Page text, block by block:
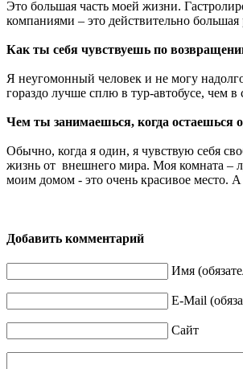
Это большая часть моей жизни.
компаниями – это действительно большая
Как ты себя чувствуешь по
Я неугомонный человек и не могу
гораздо лучше сплю в тур-автобусе, чем в
Чем ты занимаешься, когда остаешься
Обычно, когда я один, я чувствую себя
жизнь от внешнего мира. Моя комната –
моим домом - это очень красивое место.
Добавить комментарий
Имя
E-Mail
Сайт